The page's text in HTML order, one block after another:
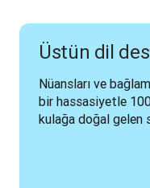
Üstün dil
Nüansları ve
bir hassasiyetle
kulağa doğal gelen